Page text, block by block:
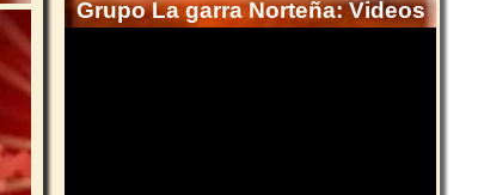
Grupo La garra Norteña: Videos